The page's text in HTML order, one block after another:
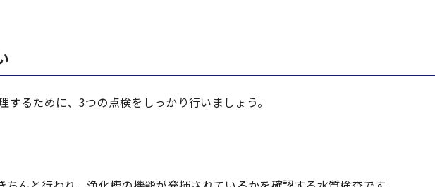
るために、3つの点検をしっかり行いましょう。